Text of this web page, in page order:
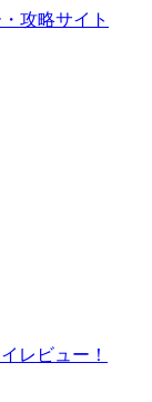
レビュー！